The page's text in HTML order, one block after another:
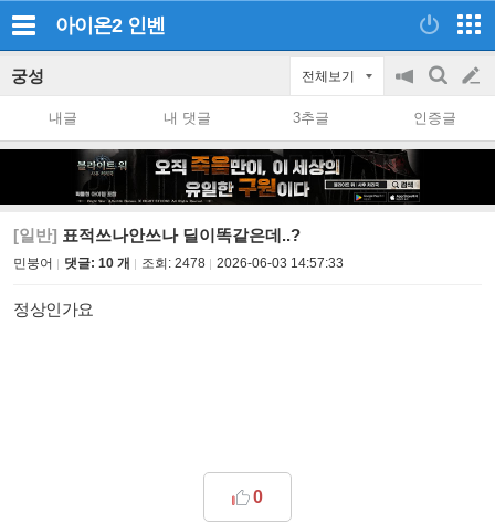
아이온2 인벤
궁성 전체보기
공
on/off
검
색
글
쓰
내글 내 댓글 3추글 인증글
[일반] 표적쓰나안쓰나 딜이똑같은데..?
민붕어 댓글: 10 개 조회: 2478 2026-06-03 14:57:33
정상인가요
0